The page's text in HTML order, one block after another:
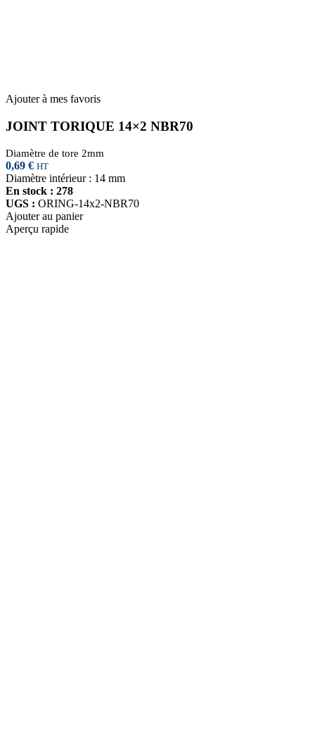
Ajouter à mes favoris
JOINT TORIQUE 14×2 NBR70
Diamètre de tore 2mm
0,69 € HT
Diamètre intérieur : 14 mm
En stock : 278
UGS : ORING-14x2-NBR70
Ajouter au panier
Aperçu rapide